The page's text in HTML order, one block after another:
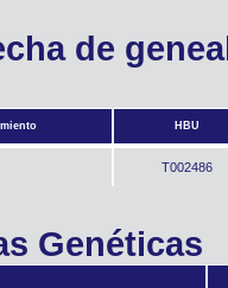
de
HBU
T002486
Genéticas